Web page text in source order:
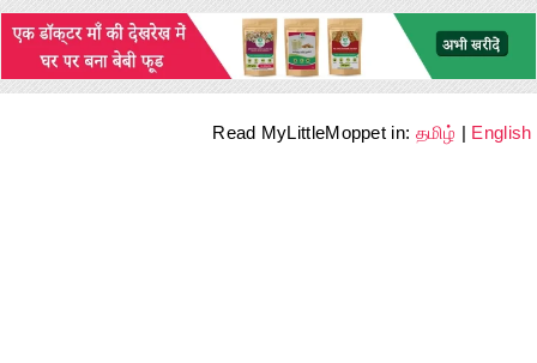
Read MyLittleMoppet in: தமிழ் | English